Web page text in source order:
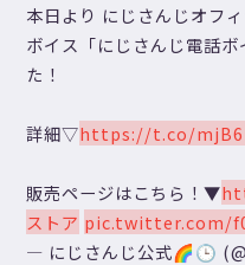
本日より にじさんじオフ
ボイス「にじさんじ電話
た！
詳細▽https://t.co/
販売ページはこちら！▼
ストア pic.twitter.com/
— にじさんじ公式🌈🕒